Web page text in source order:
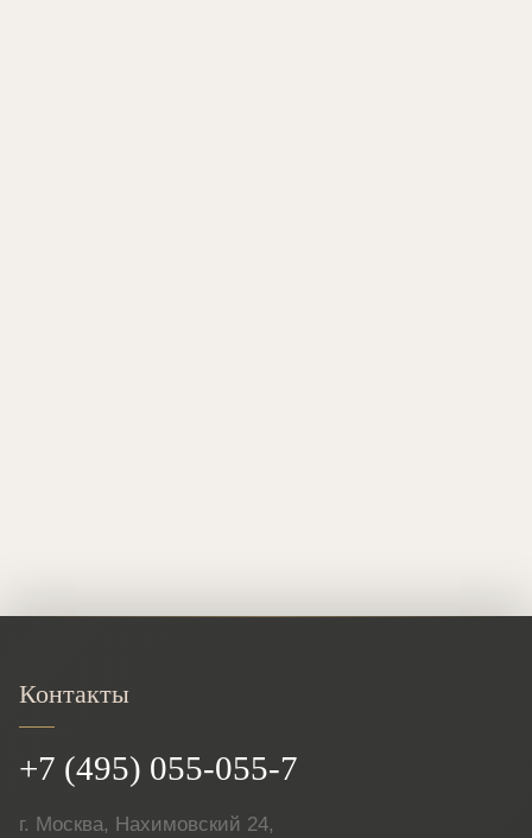
Контакты
+7 (495) 055-055-7
г. Москва, Нахимовский 24,